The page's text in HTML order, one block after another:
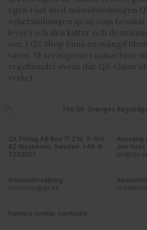
egen röst med månadstidningen
nyhetstidningen qx.se som
lever i och den kultur och de
om. I QX Shop finns en mängd
varor. Vi arrangerar i samarbete
regelbundet event där QX-Galan
verket.
Följ QX-Sveriges
QX Förlag AB Box 17 218, S-104
62 Stockholm, Sweden. +46-8
7203001
Ansvarig
Jon Voss
Annonsförsäljning
annonser@qx.se
Redaktion
Hantera cookie-samtycke